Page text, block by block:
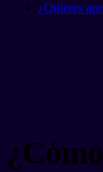
¿Quieres